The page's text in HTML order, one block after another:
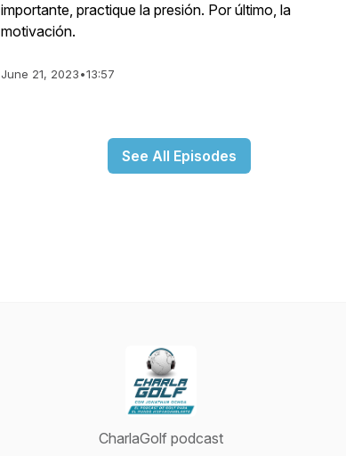
importante, practique la presión. Por último, la
motivación.
June 21, 2023•13:57
See All Episodes
CharlaGolf podcast